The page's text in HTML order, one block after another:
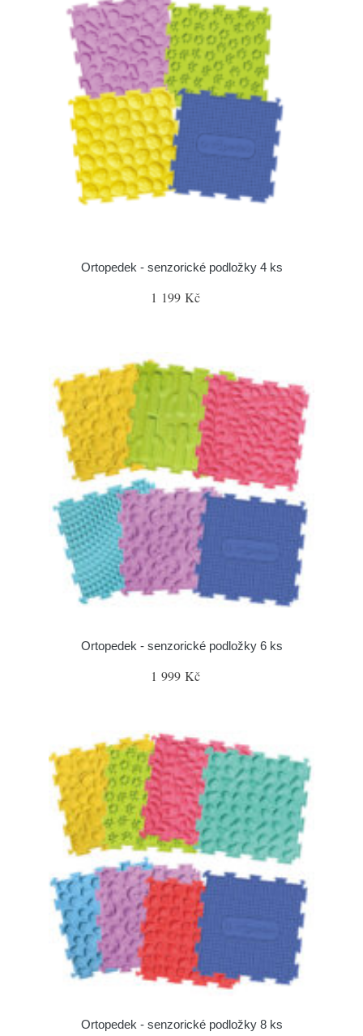
Ortopedek - senzorické podložky 4 ks
1 199 Kč
Ortopedek - senzorické podložky 6 ks
1 999 Kč
Ortopedek - senzorické podložky 8 ks